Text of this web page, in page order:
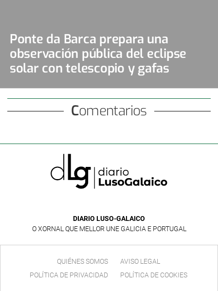
Ponte da Barca prepara una
observación pública del eclipse
solar con telescopio y gafas
Comentarios
DIARIO LUSO-GALAICO
O XORNAL QUE MELLOR UNE GALICIA E PORTUGAL
QUIÉNES SOMOS
AVISO LEGAL
POLÍTICA DE PRIVACIDAD
POLÍTICA DE COOKIES